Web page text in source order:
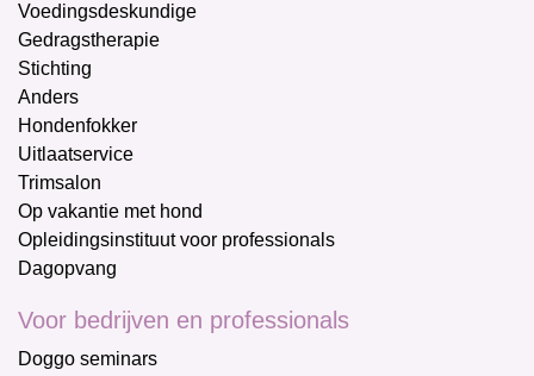
Voedingsdeskundige
Gedragstherapie
Stichting
Anders
Hondenfokker
Uitlaatservice
Trimsalon
Op vakantie met hond
Opleidingsinstituut voor professionals
Dagopvang
Voor bedrijven en professionals
Doggo seminars